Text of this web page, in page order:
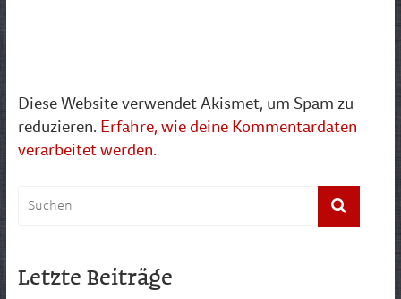
Diese Website verwendet Akismet, um Spam zu
reduzieren. Erfahre, wie deine Kommentardaten
verarbeitet werden.
Letzte Beiträge